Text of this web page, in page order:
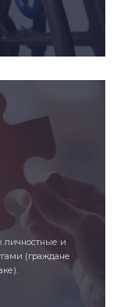
личностные и
(граждане